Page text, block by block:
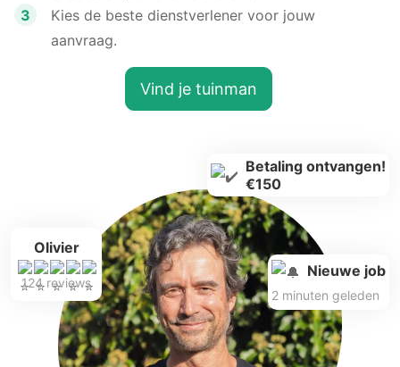
3
Kies de beste dienstverlener voor jouw
aanvraag.
Vind je tuinman
Olivier
124 reviews
Betaling ontvangen!
€150
Nieuwe job
2 minuten geleden